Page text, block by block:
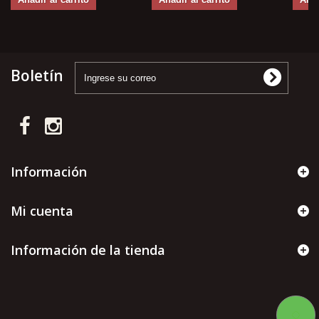
Boletín
Información
Mi cuenta
Información de la tienda